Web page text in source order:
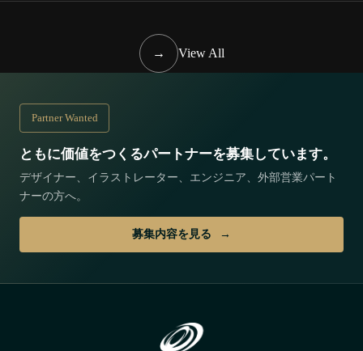
→ View All
Partner Wanted
ともに価値をつくるパートナーを募集しています。
デザイナー、イラストレーター、エンジニア、外部営業パート
ナーの方へ。
募集内容を見る